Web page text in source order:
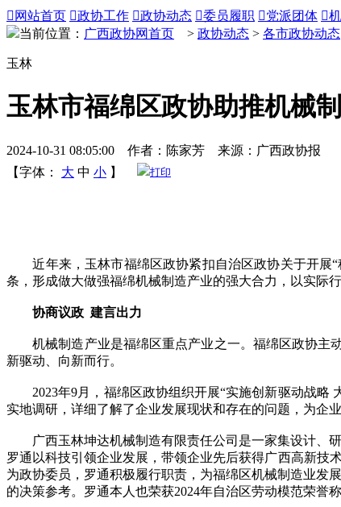
 网站首页 政协工作 政协动态 委员履职 党派团体 
当前位置： 广西政协网首页 > 政协动态 > 各市政协动态
玉林
玉林市福绵区政协助推机械
2024-10-31 08:05:00 作者：陈家芳 来源：广西政协报
【字体：
大 中 小 】 打印
近年来，玉林市福绵区政协紧扣自治区政协关于开展“
条，形成做大做强福绵机械制造产业的强大合力，以实际
协商议政 建言出力
机械制造产业是福绵区重点产业之一。福绵区政协主动
新驱动、向新而行。
2023年9月，福绵区政协组织开展“实施创新驱动战略
实地调研，详细了解了企业发展现状和存在的问题，为企
广西玉林坤达机械制造有限责任公司是一家集设计、研
罗通以科技引领企业发展，带领企业先后获得广西高新技
为政协委员，罗通积极履行职责，为福绵区机械制造业发
的决策参考。罗通本人也荣获2024年自治区劳动模范荣誉称